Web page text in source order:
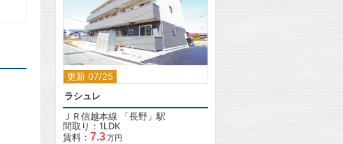
更新 07/25
2
ラシュレ
ＪＲ信越本線 「長野 」駅
間取り：1LDK
賃料： 7.3万円